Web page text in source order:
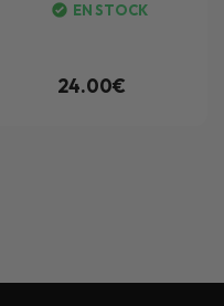
EN STOCK
24.00€